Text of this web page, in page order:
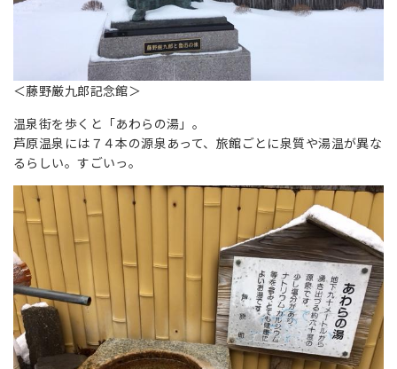
＜藤野厳九郎記念館＞
温泉街を歩くと「あわらの湯」。
芦原温泉には７４本の源泉あって、旅館ごとに泉質や湯温が異な
るらしい。すごいっ。